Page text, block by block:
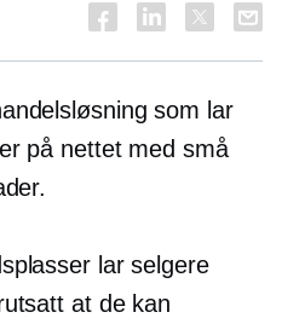
som lar
på nettet med små
lar selgere
at de kan